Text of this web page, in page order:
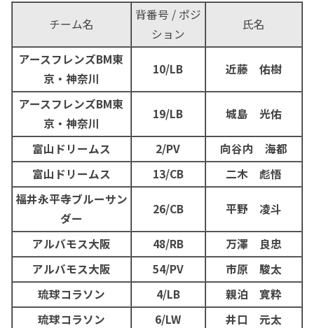
チーム名
背番号 / ポジ
ション
氏名
アースフレンズBM東
京・神奈川
10/LB 近藤 佑樹
アースフレンズBM東
京・神奈川
19/LB 城島 光佑
富山ドリームス 2/PV
向谷内 海都
富山ドリームス
13/CB
二木 彪悟
福井永平寺ブルーサン
ダー
26/CB 平野 凌斗
アルバモス大阪 48/RB
万澤 良忠
アルバモス大阪
54/PV
市原 駿太
琉球コラソン
4/LB
親泊 寛粋
琉球コラソン
6/LW
井口 元太